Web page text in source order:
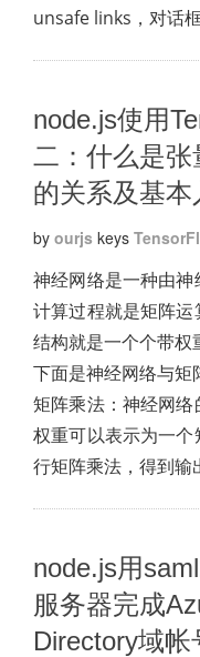
unsafe links，对话框
node.js使用
二：什么是
的关系及基本
by ourjs keys
神经网络是一种由
计算过程就是矩阵
结构就是一个个带权
下面是神经网络与矩
矩阵乘法：神经网
权重可以表示为一
行矩阵乘法，得到输
node.js用
服务器完成
Directory域